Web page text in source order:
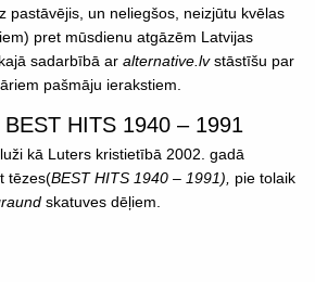
pastāvējis, un neliegšos, neizjūtu kvēlas
pret mūsdienu atgāzēm Latvijas
sadarbībā ar alternative.lvstāstīšu par
pašmāju ierakstiem.
HITS 1940 – 1991
kā Luters kristietībā 2002. gadā
tēzes(BEST HITS 1940 – 1991),
pie tolaik
skatuves dēļiem.